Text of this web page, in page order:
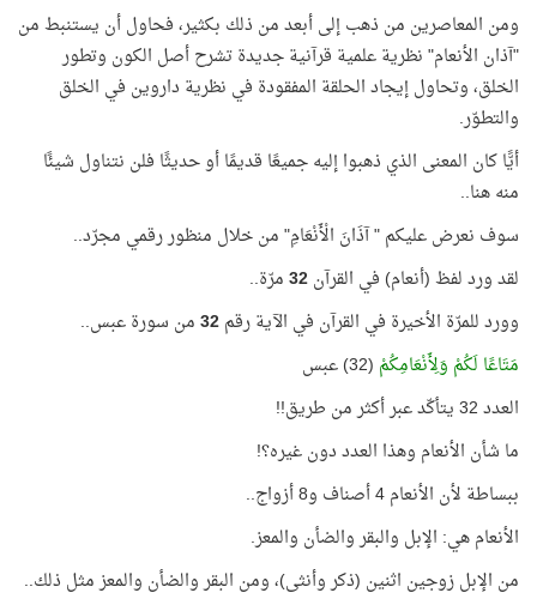
ومن المعاصرين من ذهب إلى أبعد من ذلك بكثير، فحاول أن يستنبط من
"آذان الأنعام" نظرية علمية قرآنية جديدة تشرح أصل الكون وتطور
الخلق، وتحاول إيجاد الحلقة المفقودة في نظرية داروين في الخلق
والتطوّر.
أيًّا كان المعنى الذي ذهبوا إليه جميعًا قديمًا أو حديثًا فلن نتناول شيئًا
منه هنا..
سوف نعرض عليكم " آذَانَ الْأَنْعَامِ" من خلال منظور رقمي مجرّد..
لقد ورد لفظ (أنعام) في القرآن32مرّة..
وورد للمرّة الأخيرة في القرآن في الآية رقم32من سورة عبس..
مَتَاعًا لَكُمْ وَلِأَنْعَامِكُمْ (32) عبس
العدد 32 يتأكّد عبر أكثر من طريق!!
ما شأن الأنعام وهذا العدد دون غيره؟!
ببساطة لأن الأنعام 4 أصناف و8 أزواج..
الأنعام هي: الإبل والبقر والضأن والمعز.
من الإبل زوجين اثنين (ذكر وأنثى)، ومن البقر والضأن والمعز مثل ذلك..